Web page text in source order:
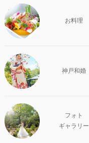
お料理
神戸和婚
フォト
ギャラリー